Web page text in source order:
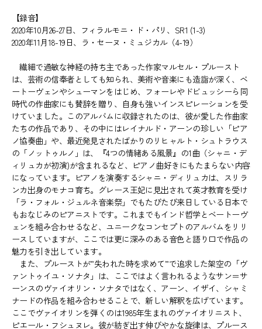
【録音】
2020年10月26-27日、フィラルモニ・ド・パリ、SR1 (1-3)
2020年11月18-19日、ラ・セーヌ・ミュジカル（4-19）
繊細で過敏な神経の持ち主であった作家マルセル・プルースト
は、芸術の信奉者としても知られ、美術や音楽にも造詣が深く、ベ
ートーヴェンやシューマンをはじめ、フォーレやドビュッシーら同
時代の作曲家にも賛辞を贈り、自身も強いインスピレーションを受
けていました。このアルバムに収録されたのは、彼が愛した作曲家
たちの作品であり、その中にはレイナルド・アーンの珍しい「ピア
ノ協奏曲」や、最近発見されたばかりのリヒャルト・シュトラウス
の「ノットゥルノ」は、『4つの情緒ある風景』の1曲（シャニ・デ
ィリュカが初演)が含まれるなど、ピアノ曲好きにもたまらない内容
になっています。ピアノを演奏するシャニ・ディリュカは、スリラ
ンカ出身のモナコ育ち。グレース王妃に見出されて英才教育を受け
「ラ・フォル・ジュルネ音楽祭」でもたびたび来日している日本で
もおなじみのピアニストです。これまでもインド哲学とベートーヴ
ェンを組み合わせるなど、ユニークなコンセプトのアルバムをリリ
ースしていますが、ここでは更に深みのある音色と語り口で作品の
魅力を引き出しています。
また、プルーストが”失われた時を求めて”で追求した架空の「ヴ
ァントゥイユ・ソナタ」は、ここではよく言われるようなサン＝サ
ーンスのヴァイオリン・ソナタではなく、アーン、イザイ、シャミ
ナードの作品を組み合わせることで、新しい解釈を広げています。
ここでヴァイオリンを弾くのは1985年生まれのヴァイオリニスト、
ピエール・フシュヌレ。彼が紡ぎ出す伸びやかな旋律は、プルース